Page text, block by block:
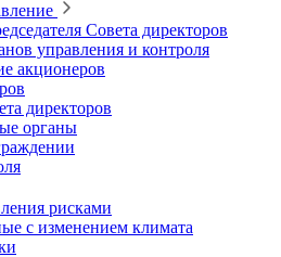
Совета директоров
управления и контроля
акционеров
директоров
органы
рисками
с изменением климата